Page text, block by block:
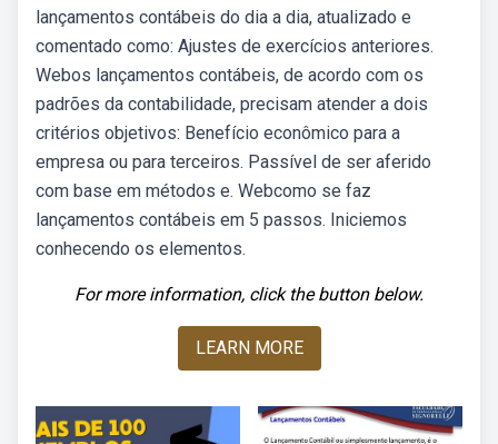
lançamentos contábeis do dia a dia, atualizado e
comentado como: Ajustes de exercícios anteriores.
Webos lançamentos contábeis, de acordo com os
padrões da contabilidade, precisam atender a dois
critérios objetivos: Benefício econômico para a
empresa ou para terceiros. Passível de ser aferido
com base em métodos e. Webcomo se faz
lançamentos contábeis em 5 passos. Iniciemos
conhecendo os elementos.
For more information, click the button below.
LEARN MORE